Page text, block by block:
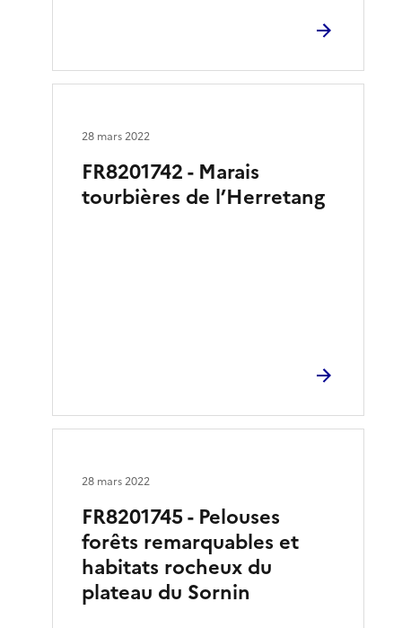
FR8201742 - Marais
tourbières de l’Herretang
28 mars 2022
FR8201745 - Pelouses
forêts remarquables et
habitats rocheux du
plateau du Sornin
28 mars 2022